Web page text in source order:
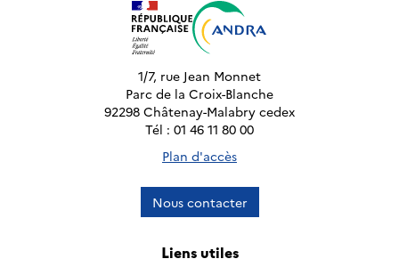
1/7, rue Jean Monnet
Parc de la Croix-Blanche
92298 Châtenay-Malabry cedex
Tél : 01 46 11 80 00
Plan d'accès
Nous contacter
Liens utiles